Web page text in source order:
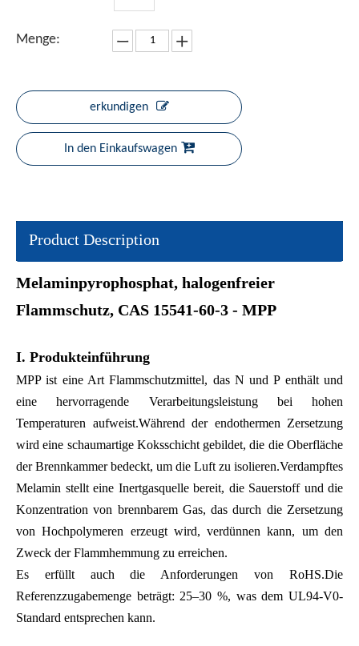
Menge:
erkundigen
In den Einkaufswagen
Product Description
Melaminpyrophosphat, halogenfreier
Flammschutz, CAS 15541-60-3 - MPP
I. Produkteinführung
MPP ist eine Art Flammschutzmittel, das N und P enthält und
eine hervorragende Verarbeitungsleistung bei hohen
Temperaturen aufweist.Während der endothermen Zersetzung
wird eine schaumartige Koksschicht gebildet, die die Oberfläche
der Brennkammer bedeckt, um die Luft zu isolieren.Verdampftes
Melamin stellt eine Inertgasquelle bereit, die Sauerstoff und die
Konzentration von brennbarem Gas, das durch die Zersetzung
von Hochpolymeren erzeugt wird, verdünnen kann, um den
Zweck der Flammhemmung zu erreichen.
Es erfüllt auch die Anforderungen von RoHS.Die
Referenzzugabemenge beträgt: 25–30 %, was dem UL94-V0-
Standard entsprechen kann.